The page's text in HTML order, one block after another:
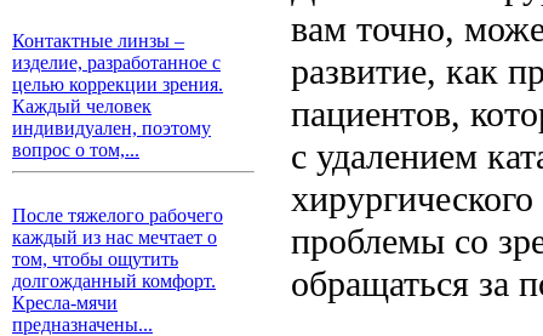
Контактные линзы –
изделие, разработанное с
целью коррекции зрения.
Каждый человек
индивидуален, поэтому
вопрос о том,...
После тяжелого рабочего
каждый из нас мечтает о
том, чтобы ощутить
долгожданный комфорт.
Кресла-мячи
предназначены...
вам точно,
развитие, как
пациентов,
с удалением
проблемы со
обращаться за